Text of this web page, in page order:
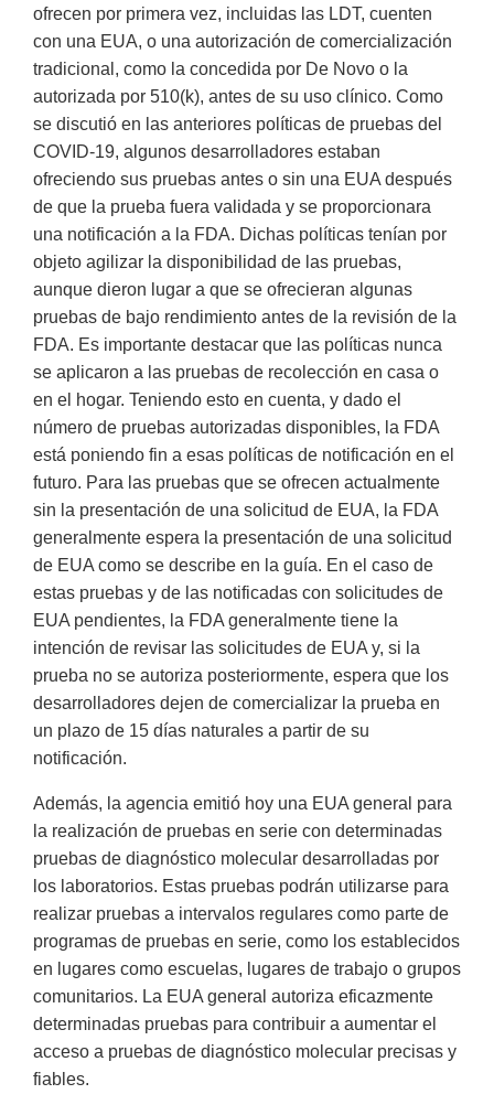
ofrecen por primera vez, incluidas las LDT, cuenten
con una EUA, o una autorización de comercialización
tradicional, como la concedida por De Novo o la
autorizada por 510(k), antes de su uso clínico. Como
se discutió en las anteriores políticas de pruebas del
COVID-19, algunos desarrolladores estaban
ofreciendo sus pruebas antes o sin una EUA después
de que la prueba fuera validada y se proporcionara
una notificación a la FDA. Dichas políticas tenían por
objeto agilizar la disponibilidad de las pruebas,
aunque dieron lugar a que se ofrecieran algunas
pruebas de bajo rendimiento antes de la revisión de la
FDA. Es importante destacar que las políticas nunca
se aplicaron a las pruebas de recolección en casa o
en el hogar. Teniendo esto en cuenta, y dado el
número de pruebas autorizadas disponibles, la FDA
está poniendo fin a esas políticas de notificación en el
futuro. Para las pruebas que se ofrecen actualmente
sin la presentación de una solicitud de EUA, la FDA
generalmente espera la presentación de una solicitud
de EUA como se describe en la guía. En el caso de
estas pruebas y de las notificadas con solicitudes de
EUA pendientes, la FDA generalmente tiene la
intención de revisar las solicitudes de EUA y, si la
prueba no se autoriza posteriormente, espera que los
desarrolladores dejen de comercializar la prueba en
un plazo de 15 días naturales a partir de su
notificación.
Además, la agencia emitió hoy una EUA general para
la realización de pruebas en serie con determinadas
pruebas de diagnóstico molecular desarrolladas por
los laboratorios. Estas pruebas podrán utilizarse para
realizar pruebas a intervalos regulares como parte de
programas de pruebas en serie, como los establecidos
en lugares como escuelas, lugares de trabajo o grupos
comunitarios. La EUA general autoriza eficazmente
determinadas pruebas para contribuir a aumentar el
acceso a pruebas de diagnóstico molecular precisas y
fiables.